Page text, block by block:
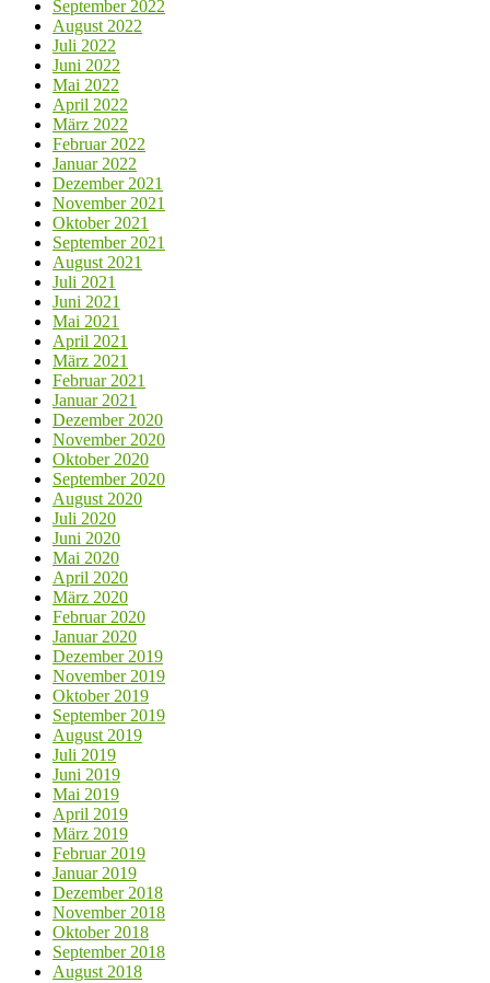
September 2022
August 2022
Juli 2022
Juni 2022
Mai 2022
April 2022
März 2022
Februar 2022
Januar 2022
Dezember 2021
November 2021
Oktober 2021
September 2021
August 2021
Juli 2021
Juni 2021
Mai 2021
April 2021
März 2021
Februar 2021
Januar 2021
Dezember 2020
November 2020
Oktober 2020
September 2020
August 2020
Juli 2020
Juni 2020
Mai 2020
April 2020
März 2020
Februar 2020
Januar 2020
Dezember 2019
November 2019
Oktober 2019
September 2019
August 2019
Juli 2019
Juni 2019
Mai 2019
April 2019
März 2019
Februar 2019
Januar 2019
Dezember 2018
November 2018
Oktober 2018
September 2018
August 2018